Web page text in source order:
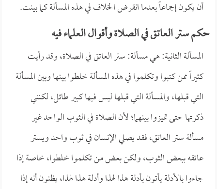
أن يكون إجماعاً بعدما انقرض الخلاف في هذه المسألة كما بينت.
حكم ستر العاتق في الصلاة وأقوال العلماء فيه
المسألة الثانية: هي مسألة: ستر العاتق في الصلاة، وقد رأيت
كثيراً ممن كتبوا وتكلموا في هذه المسألة خلطوا بينها وبين المسألة
التي قبلها، والمسألة التي قبلها ليس فيها كبير طائل، لكنني
ذكرتها حتى تميزوا بينهما؛ لأن الصلاة في الثوب الواحد غير
مسألة ستر العاتق، فقد يصلي الإنسان في ثوب واحد ويستر
عاتقه ببعض الثوب، ولكن بعض من تكلموا خلطوا، خاصة إذا
جاءوا بالأدلة يأتون بأدلة هذا لهذا وأدلة هذا لهذا، يظنون أنه إذا